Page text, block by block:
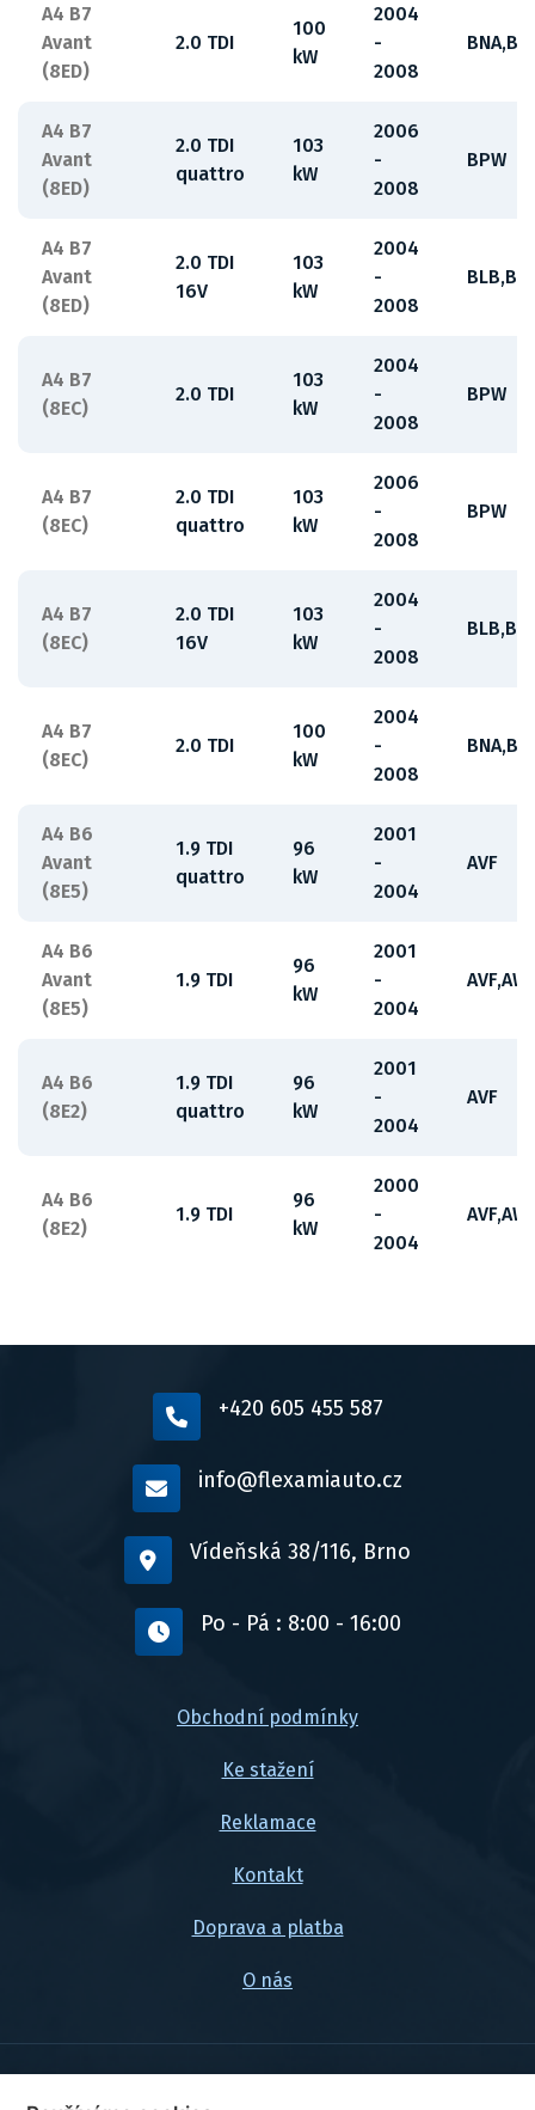
A4 B7
Avant
(8ED)
2.0 TDI
100
kW
2004
-
2008
A4 B7
Avant
(8ED)
2.0 TDI
quattro
103
kW
2006
-
2008
BPW
A4 B7
Avant
(8ED)
2.0 TDI
16V
103
kW
2004
-
2008
A4 B7
(8EC)
2.0 TDI
103
kW
2004
-
2008
BPW
A4 B7
(8EC)
2.0 TDI
quattro
103
kW
2006
-
2008
BPW
A4 B7
(8EC)
2.0 TDI
16V
103
kW
2004
-
2008
A4 B7
(8EC)
2.0 TDI
100
kW
2004
-
2008
A4 B6
Avant
(8E5)
1.9 TDI
quattro
96
kW
2001
-
2004
AVF
A4 B6
Avant
(8E5)
1.9 TDI
96
kW
2001
-
2004
A4 B6
(8E2)
1.9 TDI
quattro
96
kW
2001
-
2004
AVF
A4 B6
(8E2)
1.9 TDI
96
kW
2000
-
2004
+420 605 455 587
info@flexamiauto.cz
Vídeňská 38/116, Brno
Po - Pá : 8:00 - 16:00
Obchodní podmínky
Ke stažení
Reklamace
Kontakt
Doprava a platba
O nás
© 2026, FlexaMi Auto s.r.o.